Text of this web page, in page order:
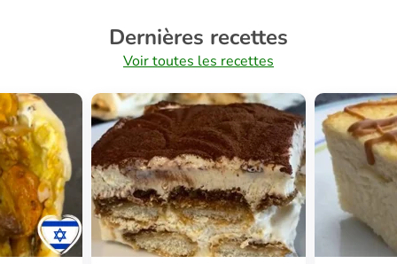
Dernières recettes
Voir toutes les recettes